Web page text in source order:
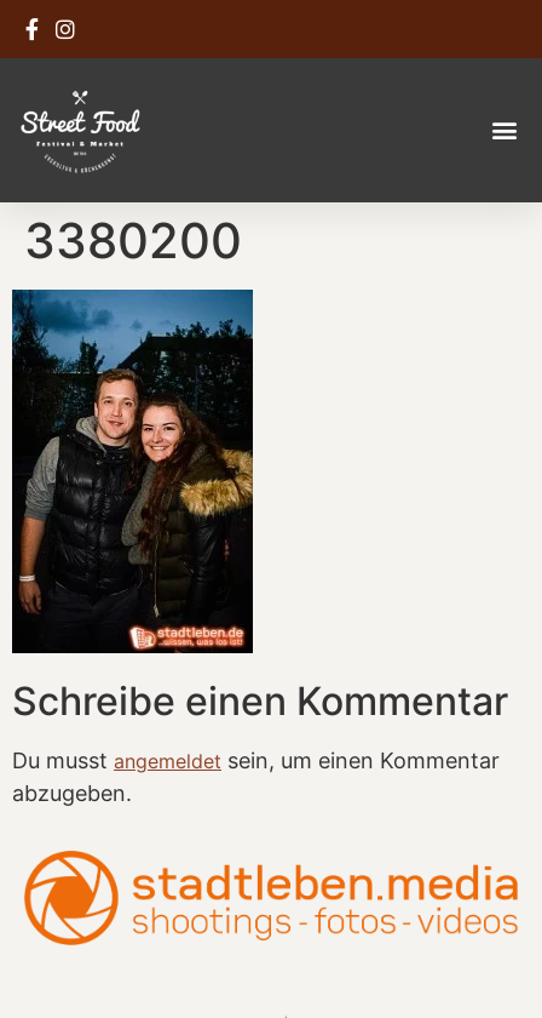
3380200
Schreibe einen Kommentar
Du musst angemeldet sein, um einen Kommentar
abzugeben.